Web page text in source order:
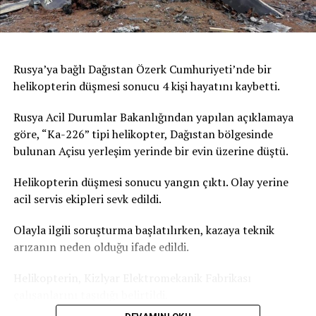
edildiği cenaze salonlarının dolduğu belirtildi. Fransa
Ulusal Cenaze Hizmetleri Federasyonu Sözcüsü,
kente yakın çevresindeki cenaze salonlarında da
yoğunluk yaşandığını kaydetti. Fransa’daki acil sağlık
gün aşırı sıcaklardan etkilendiği değerlendirilen 109 kişi
yaşamını yitirmişti. Bu sayının yalnızca ev ve kamusal
alanda hayatını kaybedenleri kapsadığı bildirilmişti.
Türkiye’de de yeni haftada aşırı sıcak hava dalgası etkili
olacak. İstanbul’da hava sıcaklığının yarın 31 dereceye,
basınında yer alan haberlere göre Akdeniz Bölgesi
genelinde gölgede hissedilen sıcaklık 36-39 derece.
Rusya’ya bağlı Dağıstan Özerk Cumhuriyeti’nde bir
helikopterin düşmesi sonucu 4 kişi hayatını kaybetti.
Rusya Acil Durumlar Bakanlığından yapılan açıklamaya
göre, “Ka-226” tipi helikopter, Dağıstan bölgesinde
bulunan Açisu yerleşim yerinde bir evin üzerine düştü.
Helikopterin düşmesi sonucu yangın çıktı. Olay yerine
acil servis ekipleri sevk edildi.
Olayla ilgili soruşturma başlatılırken, kazaya teknik
arızanın neden olduğu ifade edildi.